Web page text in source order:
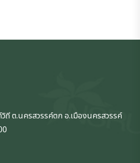
ถี ต.นครสวรรค์ตก อ.เมืองนครสวรรค์